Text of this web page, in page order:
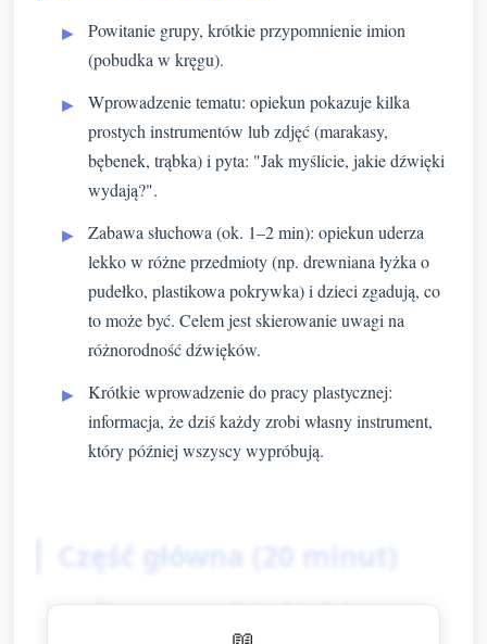
Powitanie grupy, krótkie przypomnienie imion
(pobudka w kręgu).
Wprowadzenie tematu: opiekun pokazuje kilka
prostych instrumentów lub zdjęć (marakasy,
bębenek, trąbka) i pyta: "Jak myślicie, jakie dźwięki
wydają?".
Zabawa słuchowa (ok. 1–2 min): opiekun uderza
lekko w różne przedmioty (np. drewniana łyżka o
pudełko, plastikowa pokrywka) i dzieci zgadują, co
to może być. Celem jest skierowanie uwagi na
różnorodność dźwięków.
Krótkie wprowadzenie do pracy plastycznej:
informacja, że dziś każdy zrobi własny instrument,
który później wszyscy wypróbują.
Część główna (20 minut)
Przygotowanie i podział zadań (ok. 3 min)